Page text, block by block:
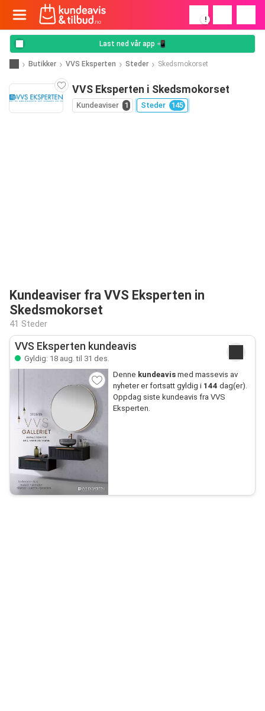
!
Last ned vår app 📲
Butikker VVS Eksperten Steder Skedsmokorset
VVS Eksperten i Skedsmokorset
Kundeaviser 1 Steder 145
Kundeaviser fra VVS Eksperten in
Skedsmokorset
41 Steder
VVS Eksperten kundeavis
Gyldig: 18 aug. til 31 des.
Denne kundeavismed massevis av
nyheter er fortsatt gyldig i 144 dag(er).
Oppdag siste kundeavis fra VVS
Eksperten.